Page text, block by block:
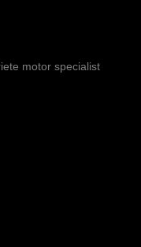
motor specialist